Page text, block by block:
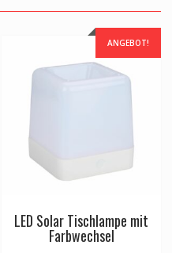
ANGEBOT!
LED Solar Tischlampe mit
Farbwechsel